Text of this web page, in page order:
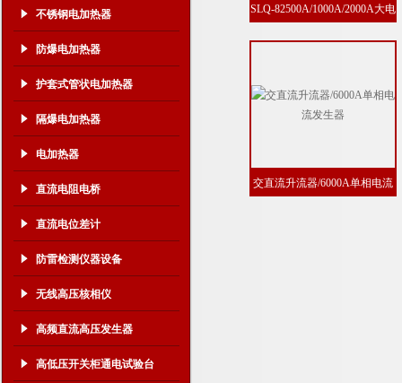
不锈钢电加热器
防爆电加热器
护套式管状电加热器
隔爆电加热器
电加热器
直流电阻电桥
直流电位差计
防雷检测仪器设备
无线高压核相仪
高频直流高压发生器
高低压开关柜通电试验台
SLQ-82500A/1000A/2000A大电
交直流升流器/6000A单相电流